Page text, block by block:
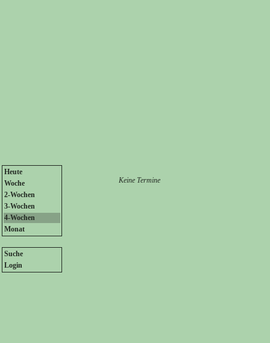
Heute
Woche
2-Wochen
3-Wochen
4-Wochen
Monat
Suche
Login
Keine Termine